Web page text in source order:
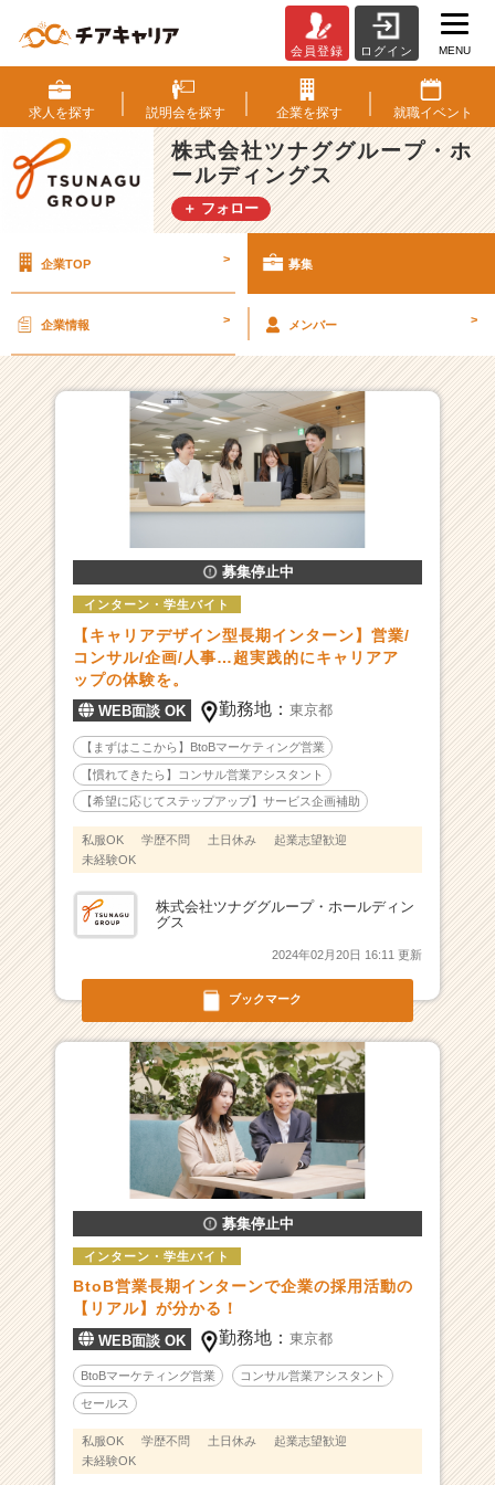
式
会
社
ツ
ナ
グ
グ
プ・
ル
デ
ィ
ン
グ
の
用/
人
一
覧
-
間
9
0,
0
0
0
店
舗
上
な
支
援
実
績！
私
た
ち
会
課
題
解
を
指
す
ソ
会員登録 ログイン MENU
求人を探す 説明会を探す 企業を探す 就職イベント
株式会社ツナググループ・ホ
ールディングス
＋ フォロー
企業TOP > 募集
企業情報 > メンバー >
ブックマーク
募集停止中
インターン・学生バイト
【キャリアデザイン型長期インターン】営業/
コンサル/企画/人事…超実践的にキャリアア
ップの体験を。
WEB面談 OK 勤務地：東京都
【まずはここから】BtoBマーケティング営業
【慣れてきたら】コンサル営業アシスタント
【希望に応じてステップアップ】サービス企画補助
私服OK 学歴不問 土日休み
起業志望歓迎
未経験OK
株式会社ツナググループ・ホールディン
グス
2024年02月20日 16:11 更新
募集停止中
インターン・学生バイト
BtoB営業長期インターンで企業の採用活動の
【リアル】が分かる！
WEB面談 OK 勤務地：東京都
BtoBマーケティング営業 コンサル営業アシスタント
セールス
私服OK 学歴不問 土日休み
起業志望歓迎
未経験OK